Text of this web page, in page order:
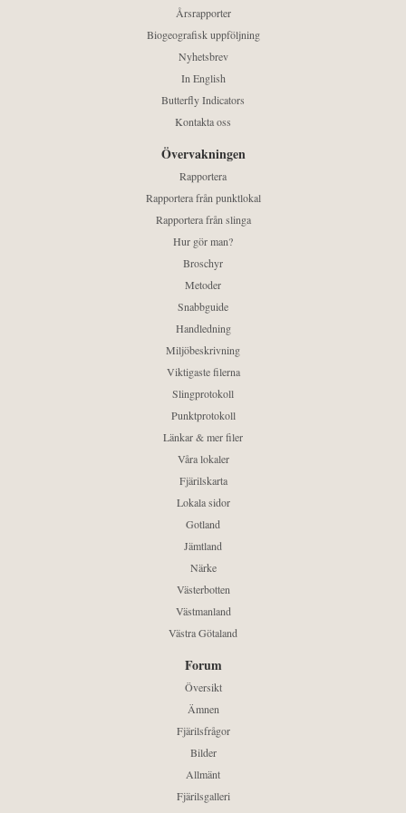
Årsrapporter
Biogeografisk uppföljning
Nyhetsbrev
In English
Butterfly Indicators
Kontakta oss
Övervakningen
Rapportera
Rapportera från punktlokal
Rapportera från slinga
Hur gör man?
Broschyr
Metoder
Snabbguide
Handledning
Miljöbeskrivning
Viktigaste filerna
Slingprotokoll
Punktprotokoll
Länkar & mer filer
Våra lokaler
Fjärilskarta
Lokala sidor
Gotland
Jämtland
Närke
Västerbotten
Västmanland
Västra Götaland
Forum
Översikt
Ämnen
Fjärilsfrågor
Bilder
Allmänt
Fjärilsgalleri